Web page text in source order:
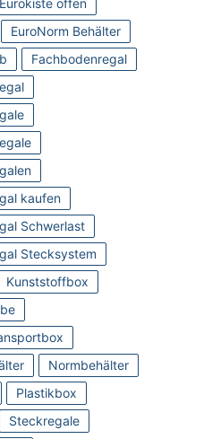
Eurokiste offen
EuroNorm Behälter
Fachbodenregal
kaufen
Schwerlast
Stecksystem
Kunststoffbox
Normbehälter
Plastikbox
Steckregale